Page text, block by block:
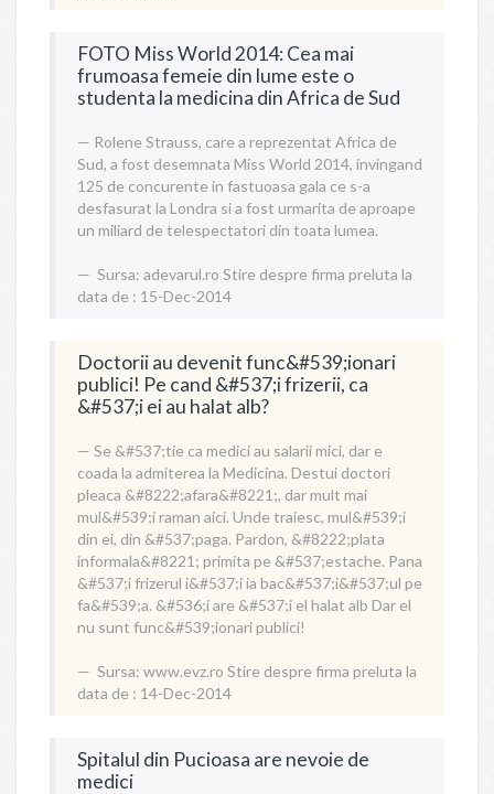
FOTO Miss World 2014: Cea mai
frumoasa femeie din lume este o
studenta la medicina din Africa de Sud
Rolene Strauss, care a reprezentat Africa de
Sud, a fost desemnata Miss World 2014, invingand
125 de concurente in fastuoasa gala ce s-a
desfasurat la Londra si a fost urmarita de aproape
un miliard de telespectatori din toata lumea.
Sursa: adevarul.ro Stire despre firma preluta la
data de : 15-Dec-2014
Doctorii au devenit func&#539;ionari
publici! Pe cand &#537;i frizerii, ca
&#537;i ei au halat alb?
Se &#537;tie ca medici au salarii mici, dar e
coada la admiterea la Medicina. Destui doctori
pleaca &#8222;afara&#8221;, dar mult mai
mul&#539;i raman aici. Unde traiesc, mul&#539;i
din ei, din &#537;paga. Pardon, &#8222;plata
informala&#8221; primita pe &#537;estache. Pana
&#537;i frizerul i&#537;i ia bac&#537;i&#537;ul pe
fa&#539;a. &#536;i are &#537;i el halat alb Dar el
nu sunt func&#539;ionari publici!
Sursa: www.evz.ro Stire despre firma preluta la
data de : 14-Dec-2014
Spitalul din Pucioasa are nevoie de
medici